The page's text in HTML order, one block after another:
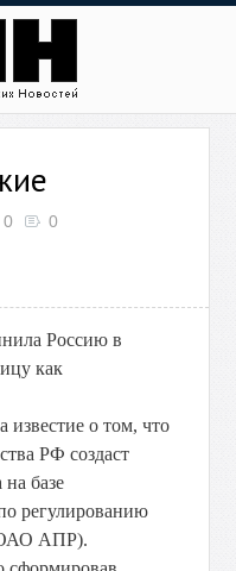
0 0
Россию в
как
известие о том, что
РФ создаст
базе
регулированию
АПР).